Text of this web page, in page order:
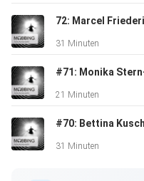
Warum Mobbing oft
hinterlässt
Selbstwert, Rollen in
nötig
ist
31 Minuten
21 Minuten
31 Minuten